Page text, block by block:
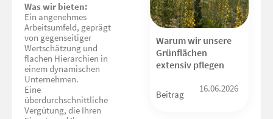
Was wir bieten:
Ein angenehmes
Arbeitsumfeld, geprägt
von gegenseitiger
Wertschätzung und
flachen Hierarchien in
einem dynamischen
Unternehmen.
Eine
überdurchschnittliche
Vergütung, die Ihren
Warum wir unsere
Grünflächen
extensiv pflegen
Beitrag
16.06.2026